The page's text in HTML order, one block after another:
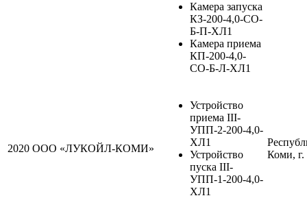
Камера запуска
КЗ-200-4,0-СО-
Б-П-ХЛ1
Камера приема
КП-200-4,0-
СО-Б-Л-ХЛ1
2020 ООО «ЛУКОЙЛ-КОМИ»
Устройство
приема III-
УПП-2-200-4,0-
ХЛ1
Устройство
пуска III-
УПП-1-200-4,0-
ХЛ1
Коми, г.